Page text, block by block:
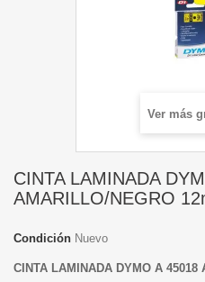
Ver más
CINTA LAMINADA
AMARILLO/NEGRO
Condición Nuevo
CINTA LAMINADA DYMO A 45018